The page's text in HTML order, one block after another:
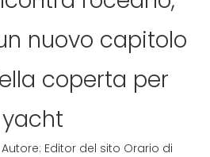
nuovo capitolo
coperta per
yacht
Editor del sito Orario di